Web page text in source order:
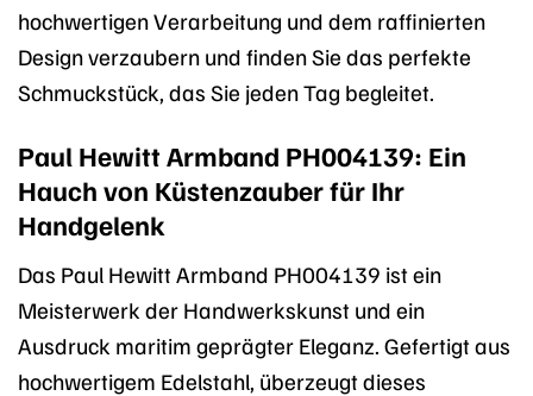
hochwertigen Verarbeitung und dem raffinierten
Design verzaubern und finden Sie das perfekte
Schmuckstück, das Sie jeden Tag begleitet.
Paul Hewitt Armband PH004139: Ein
Hauch von Küstenzauber für Ihr
Handgelenk
Das Paul Hewitt Armband PH004139 ist ein
Meisterwerk der Handwerkskunst und ein
Ausdruck maritim geprägter Eleganz. Gefertigt aus
hochwertigem Edelstahl, überzeugt dieses